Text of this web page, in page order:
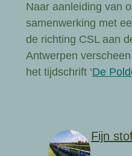
Naar aanleiding van
samenwerking met
de richting CSL aan
Antwerpen
het tijdschrift ‘De
Fijn